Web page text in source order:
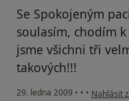
Se Spokojeným
soulasím, chodím
jsme všichni tři
takových!!!
29. ledna 2009 • • • podle
Nahlásit